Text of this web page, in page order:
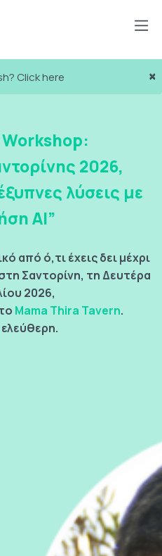
×
Click here
2026,
λύσεις με
AI”
από ό,τι έχεις δει μέχρι
Σαντορίνη, τη Δευτέρα
2026,
Mama Thira Tavern.